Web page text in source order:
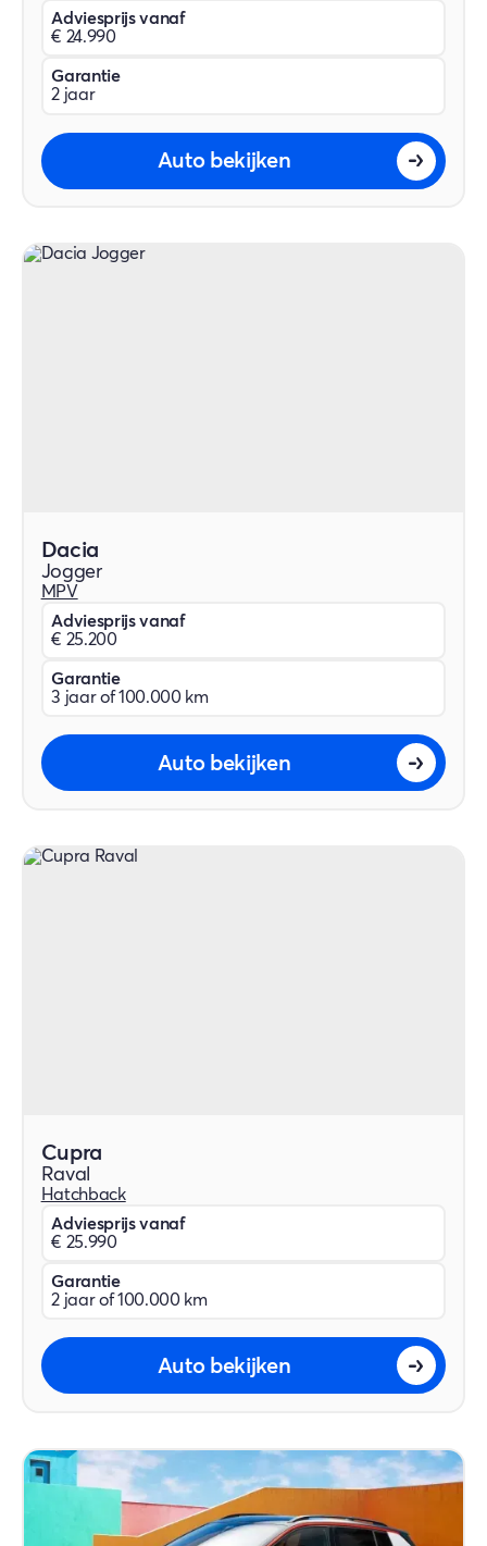
Adviesprijs vanaf
€ 24.990
Garantie
2 jaar
Auto bekijken
Dacia
Jogger
MPV
Adviesprijs vanaf
€ 25.200
Garantie
3 jaar of 100.000 km
Auto bekijken
Cupra
Raval
Hatchback
Adviesprijs vanaf
€ 25.990
Garantie
2 jaar of 100.000 km
Auto bekijken